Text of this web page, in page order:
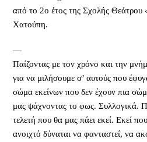
από το 2ο έτος της Σχολής Θεάτρου
Χατούπη.
—
Παίζοντας με τον χρόνο και την
για να μιλήσουμε σ’ αυτούς που
σώμα εκείνων που δεν έχουν πια
μας ψάχνοντας το φως. Συλλογικά.
τελετή που θα μας πάει εκεί. Εκεί
ανοιχτό δύναται να φανταστεί, να